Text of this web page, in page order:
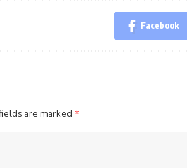
Facebook
are marked *